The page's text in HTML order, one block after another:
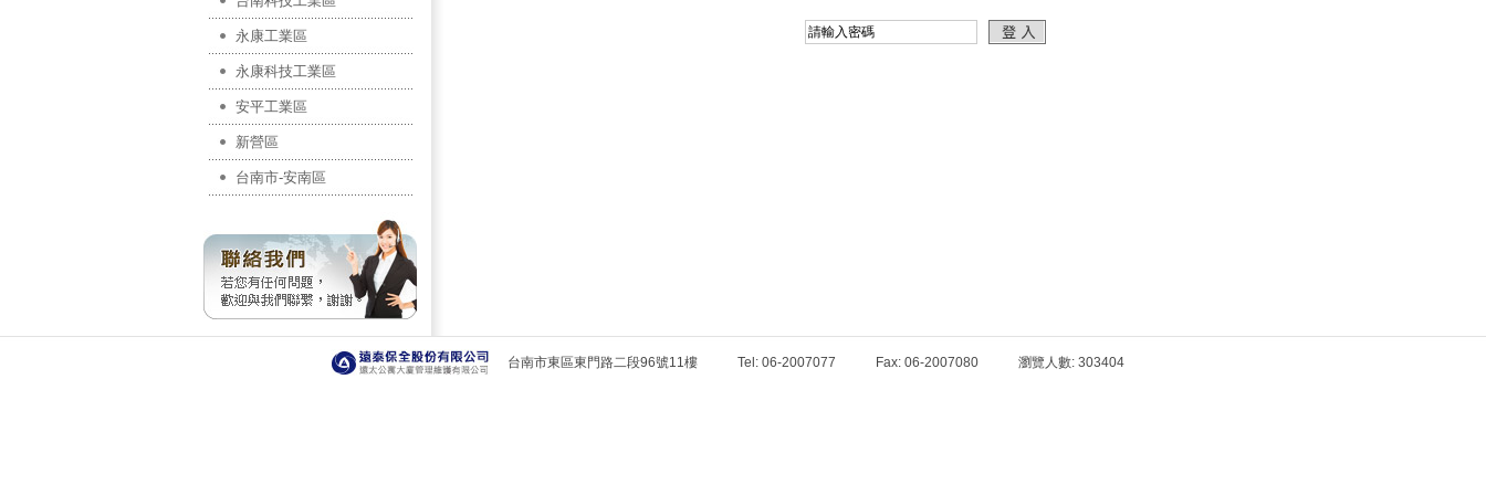
永康工業區
永康科技工業區
安平工業區
新營區
台南市-安南區
台南市東區東門路二段96號11樓 Tel: 06-2007077 Fax: 06-2007080 瀏覽人數: 303404